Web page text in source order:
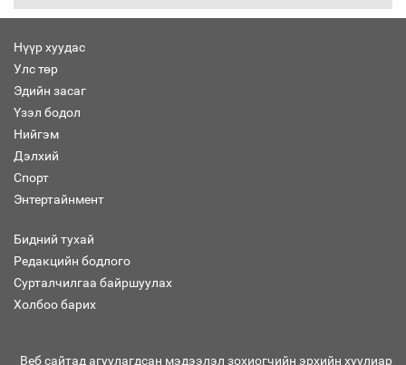
Нүүр хуудас
Улс төр
Эдийн засаг
Үзэл бодол
Нийгэм
Дэлхий
Спорт
Энтертайнмент
Бидний тухай
Редакцийн бодлого
Сурталчилгаа байршуулах
Холбоо барих
Веб сайтад агуулагдсан мэдээлэл зохиогчийн эрхийн хуулиар